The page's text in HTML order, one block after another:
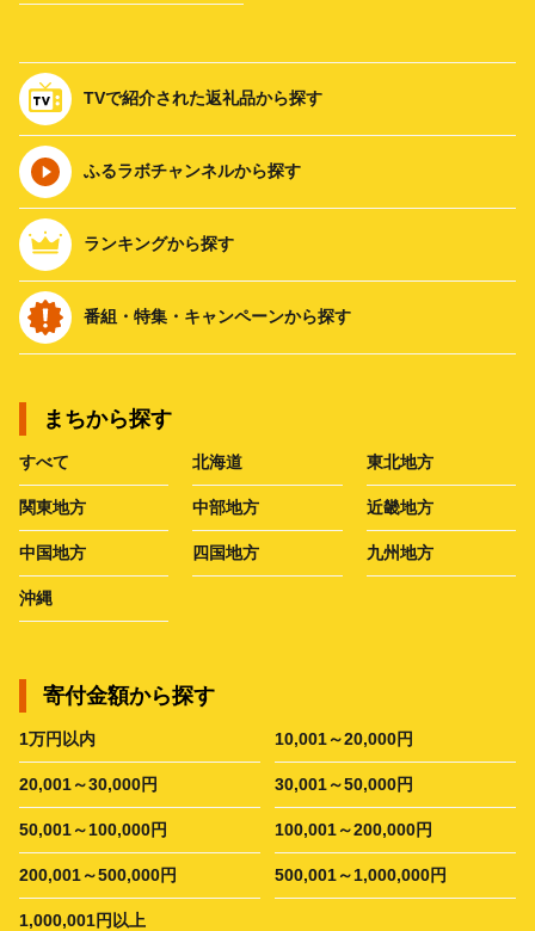
TVで紹介された返礼品から探す
ふるラボチャンネルから探す
ランキングから探す
番組・特集・キャンペーンから探す
まちから探す
すべて 北海道 東北地方
関東地方 中部地方 近畿地方
中国地方 四国地方 九州地方
沖縄
寄付金額から探す
1万円以内 10,001～20,000円
20,001～30,000円 30,001～50,000円
50,001～100,000円 100,001～200,000円
200,001～500,000円 500,001～1,000,000円
1,000,001円以上